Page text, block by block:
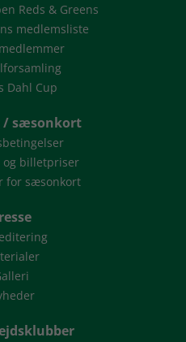
Reds & Greens
medlemsliste
Dahl Cup
/ sæsonkort
og billetpriser
for sæsonkort